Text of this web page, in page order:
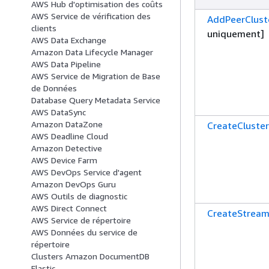
AWS Hub d'optimisation des coûts
AWS Service de vérification des
clients
AWS Data Exchange
Amazon Data Lifecycle Manager
AWS Data Pipeline
AWS Service de Migration de Base
de Données
Database Query Metadata Service
AWS DataSync
Amazon DataZone
AWS Deadline Cloud
Amazon Detective
AWS Device Farm
AWS DevOps Service d'agent
Amazon DevOps Guru
AWS Outils de diagnostic
AWS Direct Connect
AWS Service de répertoire
AWS Données du service de
répertoire
Clusters Amazon DocumentDB
uniquement]
CreateCluster
CreateStream